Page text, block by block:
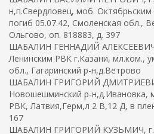
н,п.Свердловец, моб.
погиб 05.07.42, Смоленская обл.,
Ольгово, оп. 818883, д. 397
ШАБАЛИН ГЕННАДИЙ АЛЕКСЕЕВИЧ,
Ленинским РВК г.Казани, мл.ком.,
обл., Гагаринский р-н,д.Ветрово
ШАБАЛИН ГРИГОРИЙ
Новошешминский р-
РВК, Латвия,Герм,л 2 В,12 Д, в
167
ШАБАЛИН ГРИГОРИЙ КУЗЬМИЧ,